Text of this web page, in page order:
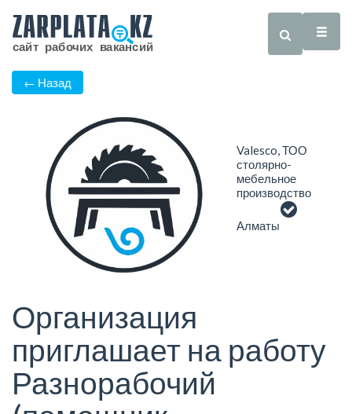
← Назад
Valesco, ТОО
столярно-
мебельное
производство
Алматы
Организация
приглашает на работу
Разнорабочий